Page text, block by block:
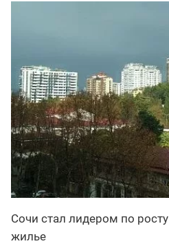
Сочи стал лидером по
жилье